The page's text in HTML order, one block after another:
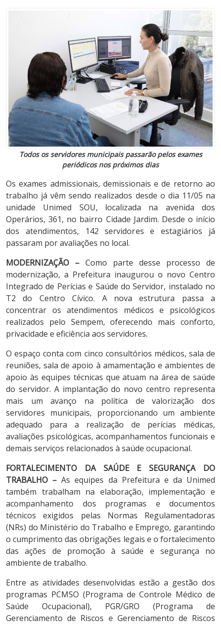
Todos os servidores municipais passarão pelos exames
periódicos nos próximos dias
Os exames admissionais, demissionais e de retorno ao
trabalho já vêm sendo realizados desde o dia 11/05 na
unidade Unimed SOU, localizada na avenida dos
Operários, 361, no bairro Cidade Jardim. Desde o início
dos atendimentos, 142 servidores e estagiários já
passaram por avaliações no local.
MODERNIZAÇÃO – Como parte desse processo de
modernização, a Prefeitura inaugurou o novo Centro
Integrado de Perícias e Saúde do Servidor, instalado no
T2 do Centro Cívico. A nova estrutura passa a
concentrar os atendimentos médicos e psicológicos
realizados pelo Sempem, oferecendo mais conforto,
privacidade e eficiência aos servidores.
O espaço conta com cinco consultórios médicos, sala de
reuniões, sala de apoio à amamentação e ambientes de
apoio às equipes técnicas que atuam na área de saúde
do servidor. A implantação do novo centro representa
mais um avanço na política de valorização dos
servidores municipais, proporcionando um ambiente
adequado para a realização de perícias médicas,
avaliações psicológicas, acompanhamentos funcionais e
demais serviços relacionados à saúde ocupacional.
FORTALECIMENTO DA SAÚDE E SEGURANÇA DO
TRABALHO –As equipes da Prefeitura e da Unimed
também trabalham na elaboração, implementação e
acompanhamento dos programas e documentos
técnicos exigidos pelas Normas Regulamentadoras
(NRs) do Ministério do Trabalho e Emprego, garantindo
o cumprimento das obrigações legais e o fortalecimento
das ações de promoção à saúde e segurança no
ambiente de trabalho.
Entre as atividades desenvolvidas estão a gestão dos
programas PCMSO (Programa de Controle Médico de
Saúde Ocupacional), PGR/GRO (Programa de
Gerenciamento de Riscos e Gerenciamento de Riscos